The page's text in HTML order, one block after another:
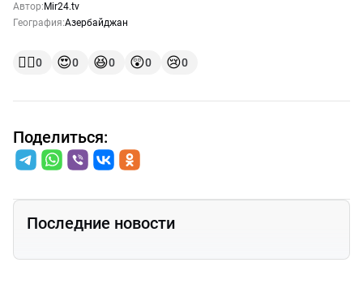
Автор: Mir24.tv
География:Азербайджан
👍🏻0 😍0 😆0 😲0 😢0
Поделиться:
Последние новости